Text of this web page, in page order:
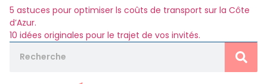
5 astuces pour optimiser ls coûts de transport sur la Côte
d’Azur.
10 idées originales pour le trajet de vos invités.